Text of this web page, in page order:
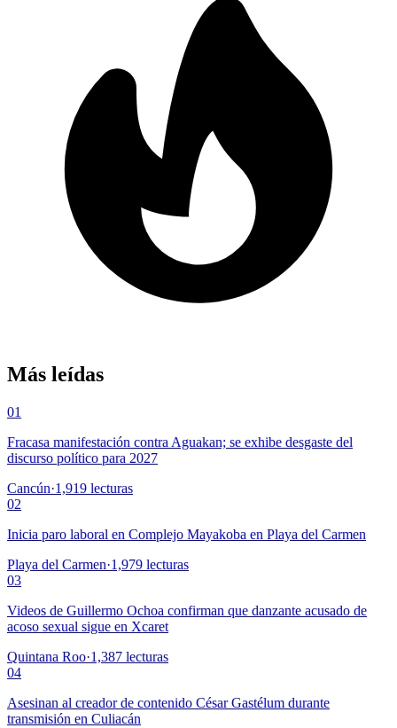
Más leídas
01
Fracasa manifestación contra Aguakan; se exhibe desgaste del
discurso político para 2027
Cancún·1,919 lecturas
02
Inicia paro laboral en Complejo Mayakoba en Playa del Carmen
Playa del Carmen·1,979 lecturas
03
Videos de Guillermo Ochoa confirman que danzante acusado de
acoso sexual sigue en Xcaret
Quintana Roo·1,387 lecturas
04
Asesinan al creador de contenido César Gastélum durante
transmisión en Culiacán